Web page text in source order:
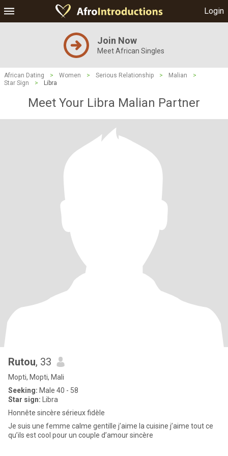
Login
Join Now
Meet African Singles
African Dating > Women > Serious Relationship > Malian
>
Star Sign
> Libra
Meet Your Libra Malian Partner
Rutou, 33
Mopti, Mopti, Mali
Seeking: Male 40 - 58
Star sign: Libra
Honnête sincère sérieux fidèle
Je suis une femme calme gentille j’aime la cuisine j’aime tout ce
qu’ils est cool pour un couple d’amour sincère